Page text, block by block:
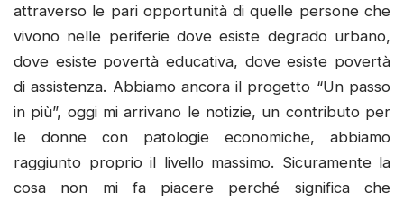
attraverso le pari opportunità di quelle persone che
vivono nelle periferie dove esiste degrado urbano,
dove esiste povertà educativa, dove esiste povertà
di assistenza. Abbiamo ancora il progetto “Un passo
in più”, oggi mi arrivano le notizie, un contributo per
le donne con patologie economiche, abbiamo
raggiunto proprio il livello massimo. Sicuramente la
cosa non mi fa piacere perché significa che